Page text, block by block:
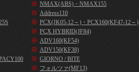
NMAX(ABS)・NMAX155
Address110
PCX(JK05-12～)・PCX160(KF47-12～)
PCX HYBRID(JF84)
ADV160(KF54)
ADV150(KF38)
GIORNO / BITE
フォルツァ(MF13)